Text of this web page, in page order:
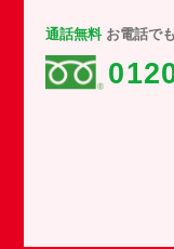
通話無料お電話で